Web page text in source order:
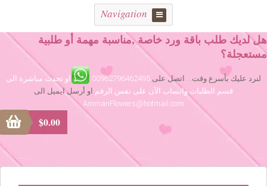
Navigation
هل لديك طلب باقة ورد خاصة ,مناسبة مهمة أو طلبية
مستعجلة؟
لنرد عليك بأسرع وقت... اتصل على 00962796462495
او تحدث مباشرة الى
قسم الطلبات واتساب الآن على نفس الرقم او أرسل ايميل الى
AmmanFlowers@hotmail.com
$0.00